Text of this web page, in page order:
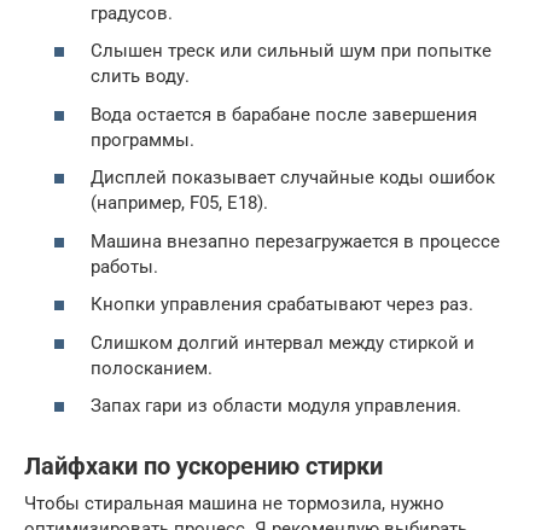
градусов.
Слышен треск или сильный шум при попытке
слить воду.
Вода остается в барабане после завершения
программы.
Дисплей показывает случайные коды ошибок
(например, F05, E18).
Машина внезапно перезагружается в процессе
работы.
Кнопки управления срабатывают через раз.
Слишком долгий интервал между стиркой и
полосканием.
Запах гари из области модуля управления.
Лайфхаки по ускорению стирки
Чтобы стиральная машина не тормозила, нужно